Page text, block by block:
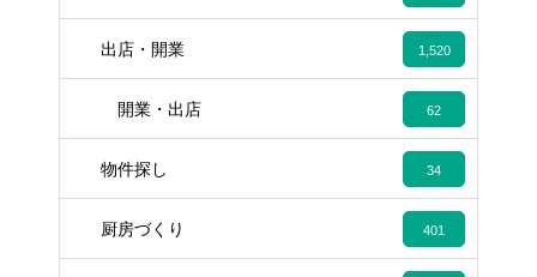
出店・開業 1,520
開業・出店 62
物件探し 34
厨房づくり 401